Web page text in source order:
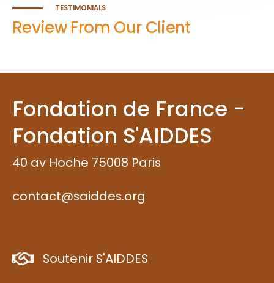
TESTIMONIALS
Review From Our Client
Fondation de France -
Fondation S'AIDDES
40 av Hoche 75008 Paris
contact@saiddes.org
Soutenir S'AIDDES